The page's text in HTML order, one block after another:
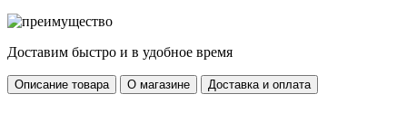
Доставим быстро и в удобное время
Описание товара О магазине Доставка и оплата